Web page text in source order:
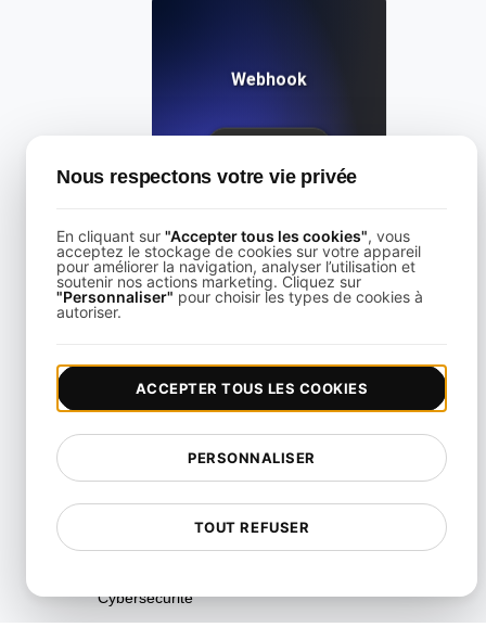
Categories
Accessibilité
Authentification et contrôle
d'accès
Contenu
Cybersécurité
Webhook
Nous respectons votre vie privée
En cliquant sur "Accepter tous les cookies", vous
acceptez le stockage de cookies sur votre appareil
pour améliorer la navigation, analyser l’utilisation et
soutenir nos actions marketing. Cliquez sur
"Personnaliser" pour choisir les types de cookies à
autoriser.
TOUT REFUSER
PERSONNALISER
ACCEPTER TOUS LES COOKIES